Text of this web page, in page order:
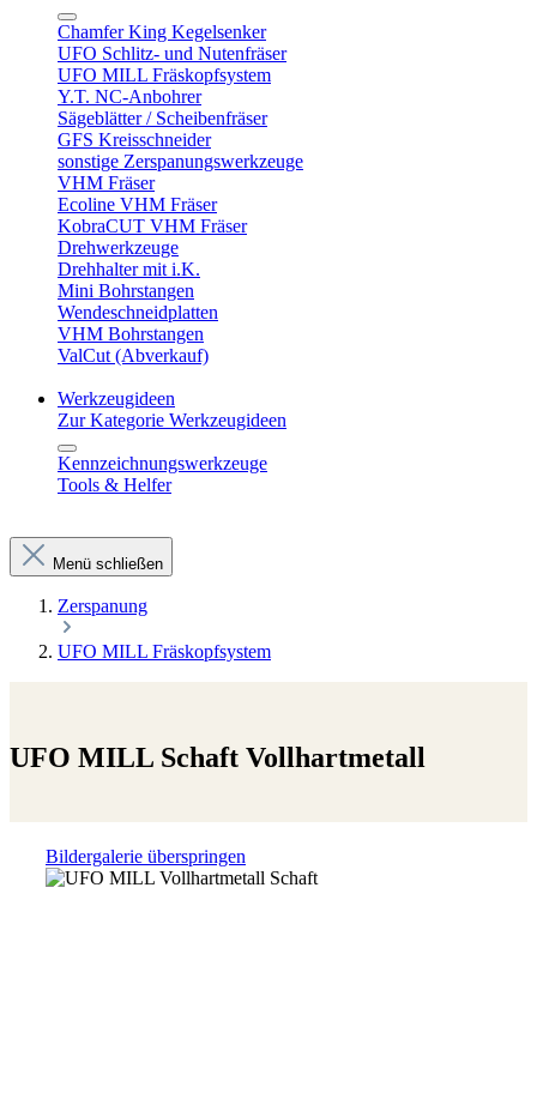
Chamfer King Kegelsenker
UFO Schlitz- und Nutenfräser
UFO MILL Fräskopfsystem
Y.T. NC-Anbohrer
Sägeblätter / Scheibenfräser
GFS Kreisschneider
sonstige Zerspanungswerkzeuge
VHM Fräser
Ecoline VHM Fräser
KobraCUT VHM Fräser
Drehwerkzeuge
Drehhalter mit i.K.
Mini Bohrstangen
Wendeschneidplatten
VHM Bohrstangen
ValCut (Abverkauf)
Werkzeugideen
Zur Kategorie Werkzeugideen
Kennzeichnungswerkzeuge
Tools & Helfer
Menü schließen
Zerspanung
UFO MILL Fräskopfsystem
UFO MILL Schaft Vollhartmetall
Bildergalerie überspringen